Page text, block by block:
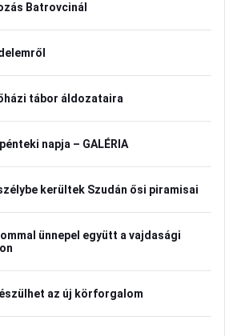
Batrovcinál
tábor áldozataira
napja – GALÉRIA
kerültek Szudán ősi piramisai
ünnepel együtt a vajdasági
az új körforgalom